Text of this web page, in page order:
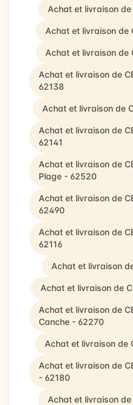
Achat et livraison
Achat et livraison de
Achat et livraison de
Achat et livraison de
62138
Achat et livraison de
Achat et livraison de
62141
Achat et livraison de
Plage - 62520
Achat et livraison de
62490
Achat et livraison de
62116
Achat et livraison
Achat et livraison de
Achat et livraison de
Canche - 62270
Achat et livraison de
Achat et livraison de
- 62180
Achat et livraison de